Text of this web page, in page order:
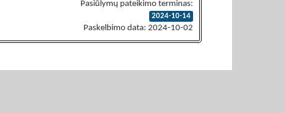
Pasiūlymų pateikimo terminas:
2024-10-14
Paskelbimo data: 2024-10-02